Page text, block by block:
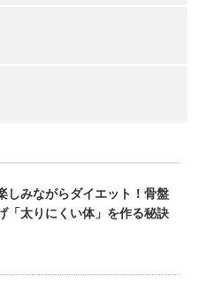
しみながらダイエット！骨盤
「太りにくい体」を作る秘訣